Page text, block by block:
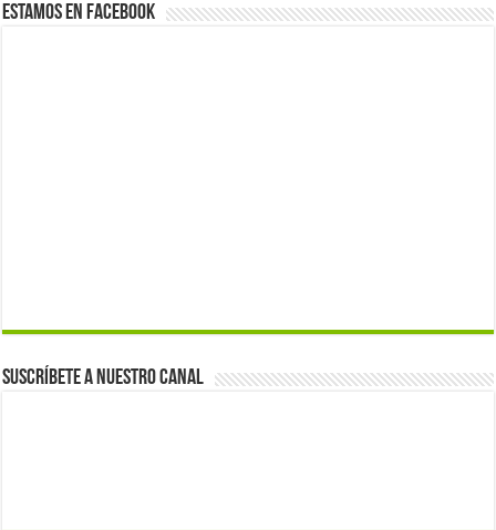
Estamos en Facebook
Suscríbete a nuestro canal